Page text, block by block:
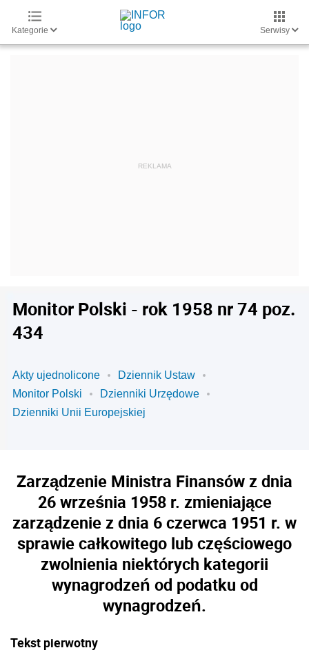
Kategorie Serwisy
Monitor Polski - rok 1958 nr 74 poz.
434
Akty ujednolicone
Dziennik Ustaw
Monitor Polski
Dzienniki Urzędowe
Dzienniki Unii Europejskiej
Zarządzenie Ministra Finansów z dnia
26 września 1958 r. zmieniające
zarządzenie z dnia 6 czerwca 1951 r. w
sprawie całkowitego lub częściowego
zwolnienia niektórych kategorii
wynagrodzeń od podatku od
wynagrodzeń.
Tekst pierwotny